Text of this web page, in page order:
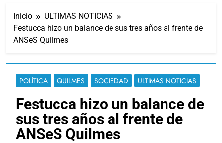
Inicio
ULTIMAS NOTICIAS
Festucca hizo un balance de sus tres años al frente de
ANSeS Quilmes
POLÍTICA QUILMES SOCIEDAD ULTIMAS NOTICIAS
Festucca hizo un balance de
sus tres años al frente de
ANSeS Quilmes